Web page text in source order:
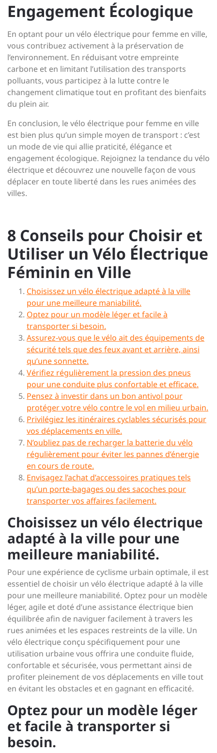
Engagement Écologique
En optant pour un vélo électrique pour femme en ville,
vous contribuez activement à la préservation de
l’environnement. En réduisant votre empreinte
carbone et en limitant l’utilisation des transports
polluants, vous participez à la lutte contre le
changement climatique tout en profitant des bienfaits
du plein air.
En conclusion, le vélo électrique pour femme en ville
est bien plus qu’un simple moyen de transport : c’est
un mode de vie qui allie praticité, élégance et
engagement écologique. Rejoignez la tendance du vélo
électrique et découvrez une nouvelle façon de vous
déplacer en toute liberté dans les rues animées des
villes.
8 Conseils pour Choisir et
Utiliser un Vélo Électrique
Féminin en Ville
Choisissez un vélo électrique adapté à la ville
pour une meilleure maniabilité.
Optez pour un modèle léger et facile à
transporter si besoin.
Assurez-vous que le vélo ait des équipements de
sécurité tels que des feux avant et arrière, ainsi
qu’une sonnette.
Vérifiez régulièrement la pression des pneus
pour une conduite plus confortable et efficace.
Pensez à investir dans un bon antivol pour
protéger votre vélo contre le vol en milieu urbain.
Privilégiez les itinéraires cyclables sécurisés pour
vos déplacements en ville.
N’oubliez pas de recharger la batterie du vélo
régulièrement pour éviter les pannes d’énergie
en cours de route.
Envisagez l’achat d’accessoires pratiques tels
qu’un porte-bagages ou des sacoches pour
transporter vos affaires facilement.
Choisissez un vélo électrique
adapté à la ville pour une
meilleure maniabilité.
Pour une expérience de cyclisme urbain optimale, il est
essentiel de choisir un vélo électrique adapté à la ville
pour une meilleure maniabilité. Optez pour un modèle
léger, agile et doté d’une assistance électrique bien
équilibrée afin de naviguer facilement à travers les
rues animées et les espaces restreints de la ville. Un
vélo électrique conçu spécifiquement pour une
utilisation urbaine vous offrira une conduite fluide,
confortable et sécurisée, vous permettant ainsi de
profiter pleinement de vos déplacements en ville tout
en évitant les obstacles et en gagnant en efficacité.
Optez pour un modèle léger
et facile à transporter si
besoin.